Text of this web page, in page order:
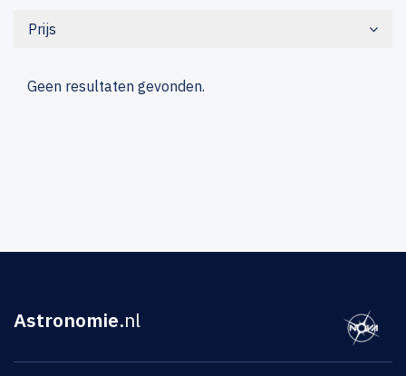
Prijs
Geen resultaten gevonden.
Astronomie.nl